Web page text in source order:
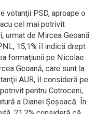
votanţii PSD, aproape o
cel mai potrivit
urmat de Mircea Geoană
15,1% îl indică drept
formaţiunii pe Nicolae
Geoană, care sunt la
AUR, îl consideră pe
pentru Cotroceni,
a Dianei Şoşoacă. În